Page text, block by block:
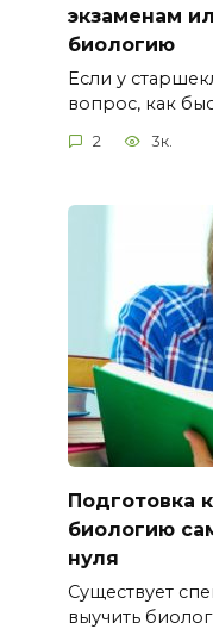
экзаменам
биологию
Если у
вопрос, как
2 3к.
Подготовка
биологию
нуля
Существует
выучить